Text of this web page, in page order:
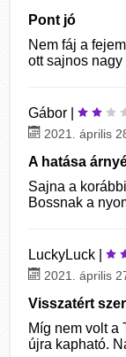
Pont jó
Nem fáj a
ott sajnos
Gábor |
2021. április
A hatása
Sajna a
Bossnak a
LuckyLuck |
2021. április
Visszatért
Míg nem volt a
újra kapható.